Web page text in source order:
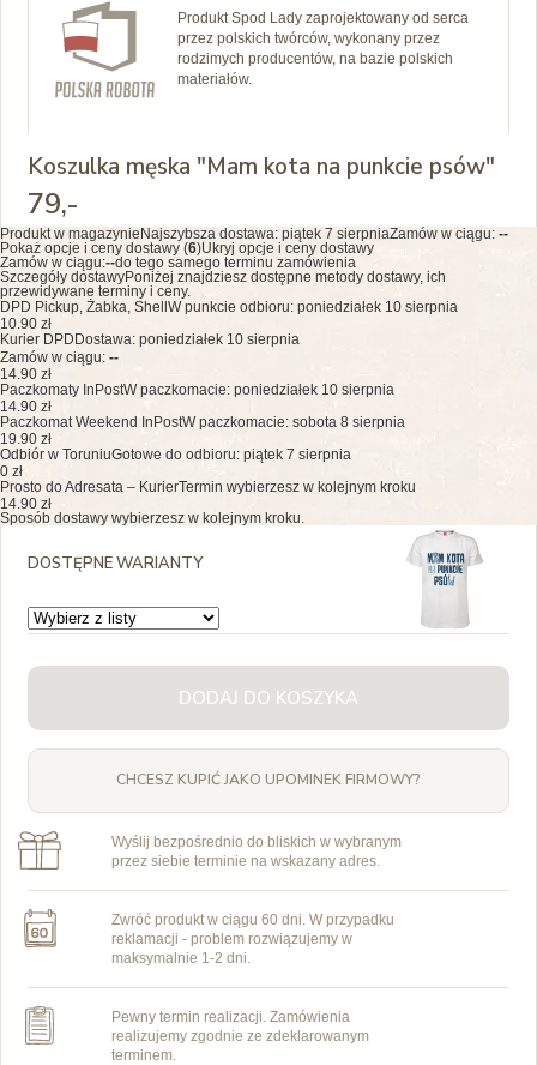
Produkt Spod Lady zaprojektowany od serca
przez polskich twórców, wykonany przez
rodzimych producentów, na bazie polskich
materiałów.
Koszulka męska "Mam kota na punkcie psów"
79,-
Produkt w magazynie Najszybsza dostawa: piątek 7 sierpniaZamów w ciągu: --
Pokaż opcje i ceny dostawy (6)Ukryj opcje i ceny dostawy
Zamów w ciągu:--do tego samego terminu zamówienia
Szczegóły dostawyPoniżej znajdziesz dostępne metody dostawy, ich
przewidywane terminy i ceny.
DPD Pickup, Żabka, Shell W punkcie odbioru: poniedziałek 10 sierpnia
10.90 zł
Kurier DPD Dostawa: poniedziałek 10 sierpnia
Zamów w ciągu: --
14.90 zł
Paczkomaty InPostW paczkomacie: poniedziałek 10 sierpnia
14.90 zł
Paczkomat Weekend InPostW paczkomacie: sobota 8 sierpnia
19.90 zł
Odbiór w ToruniuGotowe do odbioru: piątek 7 sierpnia
0 zł
Prosto do Adresata – KurierTermin wybierzesz w kolejnym kroku
14.90 zł
Sposób dostawy wybierzesz w kolejnym kroku.
DOSTĘPNE WARIANTY
DODAJ DO KOSZYKA
CHCESZ KUPIĆ JAKO UPOMINEK FIRMOWY?
Wyślij bezpośrednio do bliskich w wybranym
przez siebie terminie na wskazany adres.
Zwróć produkt w ciągu 60 dni. W przypadku
reklamacji - problem rozwiązujemy w
maksymalnie 1-2 dni.
Pewny termin realizacji. Zamówienia
realizujemy zgodnie ze zdeklarowanym
terminem.